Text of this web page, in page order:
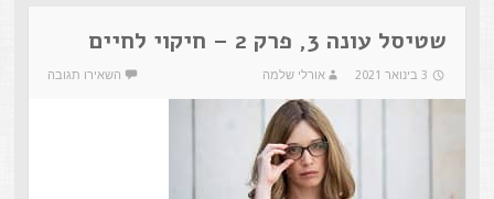
שטיסל עונה 3, פרק 2 – חיקוי לחיים
3 בינואר 2021 אורלי שלמה השאירו תגובה